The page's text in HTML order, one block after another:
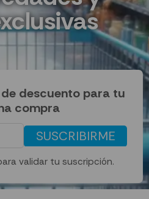
descuento para tu
compra
SUSCRIBIRME
validar tu suscripción.